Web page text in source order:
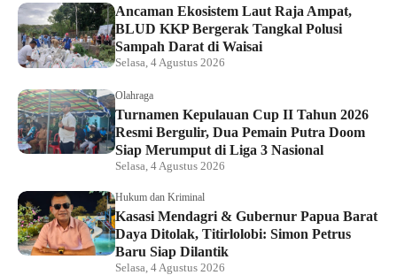
Ancaman Ekosistem Laut Raja Ampat,
BLUD KKP Bergerak Tangkal Polusi
Sampah Darat di Waisai
Selasa, 4 Agustus 2026
Olahraga
Turnamen Kepulauan Cup II Tahun 2026
Resmi Bergulir, Dua Pemain Putra Doom
Siap Merumput di Liga 3 Nasional
Selasa, 4 Agustus 2026
Hukum dan Kriminal
Kasasi Mendagri & Gubernur Papua Barat
Daya Ditolak, Titirlolobi: Simon Petrus
Baru Siap Dilantik
Selasa, 4 Agustus 2026